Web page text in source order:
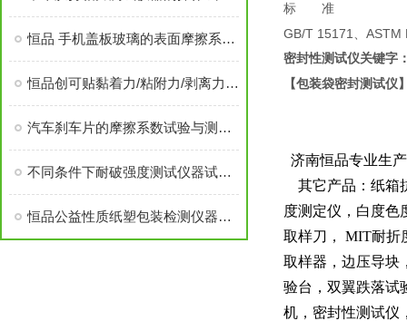
标 准
GB/T 15171、ASTM
密封性测试仪关键字
【包装袋密封测试仪
济南恒品专业生
其它产品：纸箱
度测定仪，白度色
取样刀， MIT耐折
取样器，边压导块
验台，双翼跌落试
机，密封性测试仪
恒品 手机盖板玻璃的表面摩擦系数测试仪器
恒品创可贴黏着力/粘附力/剥离力测试仪器介绍
汽车刹车片的摩擦系数试验与测试仪器
不同条件下耐破强度测试仪器试验结果 分析
恒品公益性质纸塑包装检测仪器展示体验中心对外开放